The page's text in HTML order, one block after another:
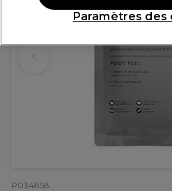
P034858
Paramètres des